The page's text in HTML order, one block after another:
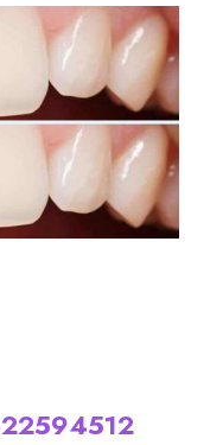
22594512-021